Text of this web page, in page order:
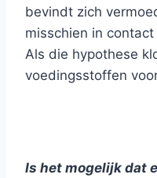
bevindt zich
misschien in
Als die hypothese
voedingsstoffen
Is het mogelijk dat